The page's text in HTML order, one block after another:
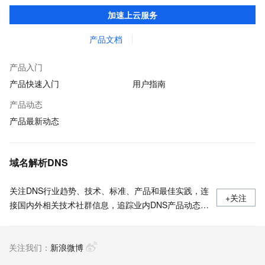
传输，解决客户不同站点的连接、组网、数据安全传输、业务质量
加速上云服务
产品文档
产品入门
产品快速入门
用户指南
产品动态
产品最新动态
域名解析DNS
关注DNS行业趋势、技术、标准、产品和最佳实践，连
接国内外相关技术社群信息，追踪业内DNS产品动态，
+关注
关注我们： 新浪微博